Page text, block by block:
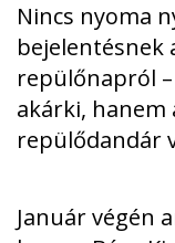
Nincs nyoma
bejelentésnek
repülőnapról
akárki,
repülődandár
Január végén